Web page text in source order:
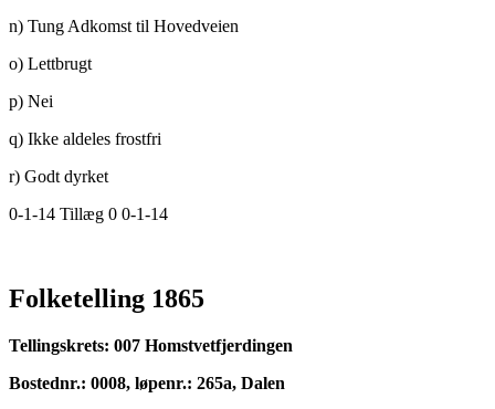
n) Tung Adkomst til Hovedveien
o) Lettbrugt
p) Nei
q) Ikke aldeles frostfri
r) Godt dyrket
0-1-14 Tillæg 0 0-1-14
Folketelling 1865
Tellingskrets: 007 Homstvetfjerdingen
Bostednr.: 0008, løpenr.: 265a, Dalen